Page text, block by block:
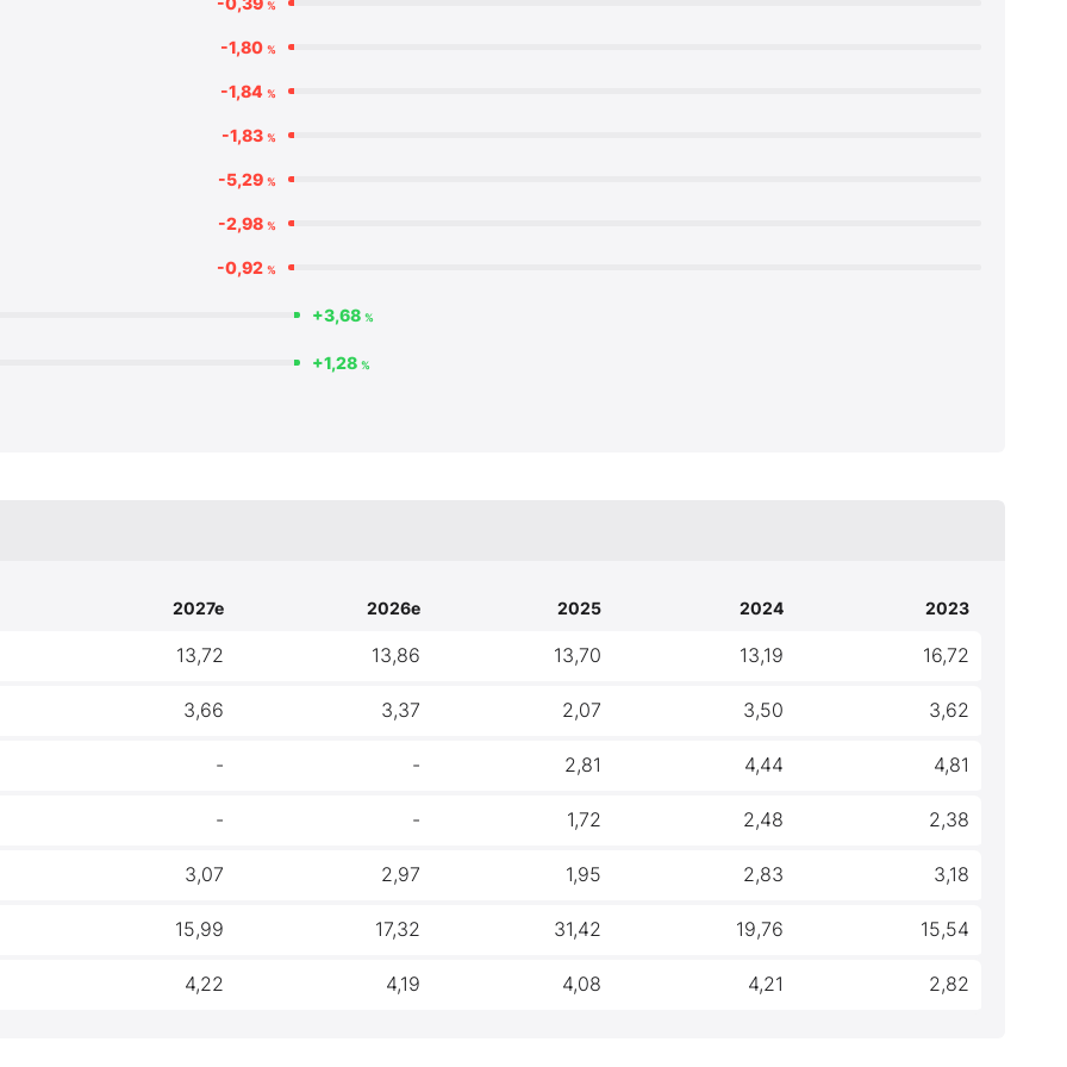
%
-1,80 %
-1,84 %
-1,83 %
-5,29 %
-2,98 %
-0,92 %
+3,68 %
+1,28 %
2027e 2026e 2025 2024 2023
13,72 13,86 13,70 13,19 16,72
3,66 3,37 2,07 3,50 3,62
- - 2,81 4,44 4,81
- - 1,72 2,48 2,38
3,07 2,97 1,95 2,83 3,18
15,99 17,32 31,42 19,76 15,54
4,22 4,19 4,08 4,21 2,82